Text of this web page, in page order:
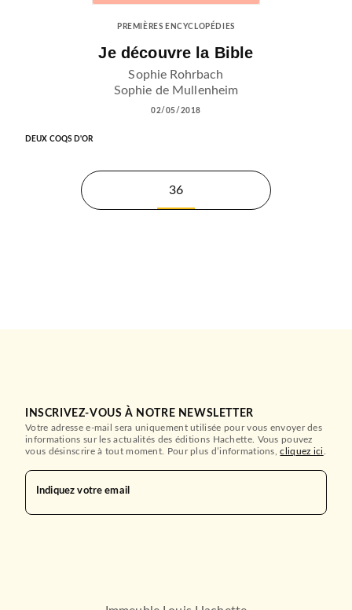
PREMIÈRES ENCYCLOPÉDIES
Je découvre la Bible
Sophie Rohrbach
Sophie de Mullenheim
02/05/2018
DEUX COQS D'OR
36
INSCRIVEZ-VOUS À NOTRE NEWSLETTER
Votre adresse e-mail sera uniquement utilisée pour vous envoyer des
informations sur les actualités des éditions Hachette. Vous pouvez
vous désinscrire à tout moment. Pour plus d’informations,cliquez ici
Indiquez votre email